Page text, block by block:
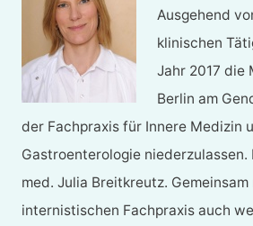
Ausgehend
klinischen
Jahr 2017 die
Berlin am
der Fachpraxis für Innere Medizin
Gastroenterologie niederzulassen.
med. Julia Breitkreutz.
internistischen Fachpraxis auch